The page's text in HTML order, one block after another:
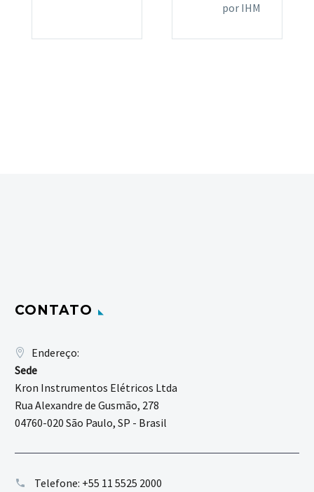
por IHM
CONTATO
Endereço:
Sede
Kron Instrumentos Elétricos Ltda
Rua Alexandre de Gusmão, 278
04760-020 São Paulo, SP - Brasil
Telefone: +55 11 5525 2000